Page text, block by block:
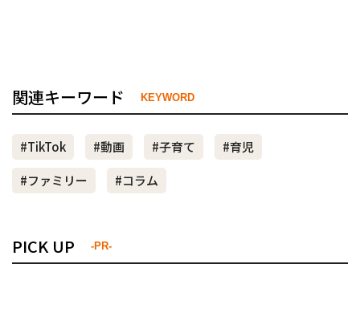
関連キーワード KEYWORD
#TikTok #動画 #子育て
#育児
#ファミリー
#コラム
PICK UP -PR-